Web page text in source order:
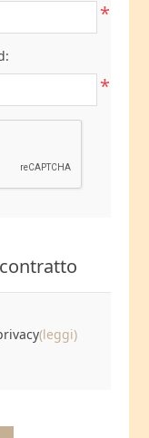
*
*
(leggi)